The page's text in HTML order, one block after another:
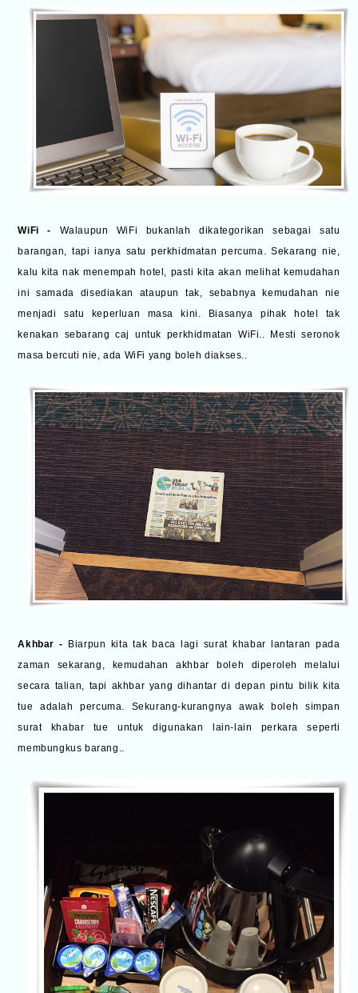
WiFi - Walaupun WiFi bukanlah dikategorikan sebagai satu
barangan, tapi ianya satu perkhidmatan percuma. Sekarang nie,
kalu kita nak menempah hotel, pasti kita akan melihat kemudahan
ini samada disediakan ataupun tak, sebabnya kemudahan nie
menjadi satu keperluan masa kini. Biasanya pihak hotel tak
kenakan sebarang caj untuk perkhidmatan WiFi.. Mesti seronok
masa bercuti nie, ada WiFi yang boleh diakses..
Akhbar -
Biarpun kita tak baca lagi surat khabar lantaran pada
zaman sekarang, kemudahan akhbar boleh diperoleh melalui
secara talian, tapi akhbar yang dihantar di depan pintu bilik kita
tue adalah percuma. Sekurang-kurangnya awak boleh simpan
surat khabar tue untuk digunakan lain-lain perkara seperti
membungkus barang..